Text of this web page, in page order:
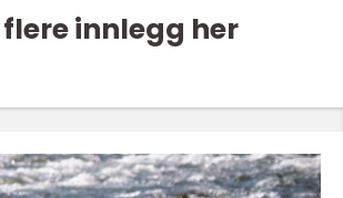
flere innlegg her